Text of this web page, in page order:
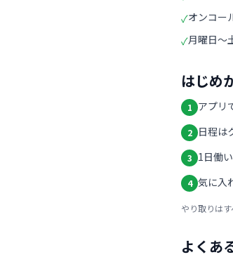
✓オンコー
✓月曜日～
はじめ
1 アプリ
2 日程は
3 1日働
4 気に入
やり取りは
よくあ